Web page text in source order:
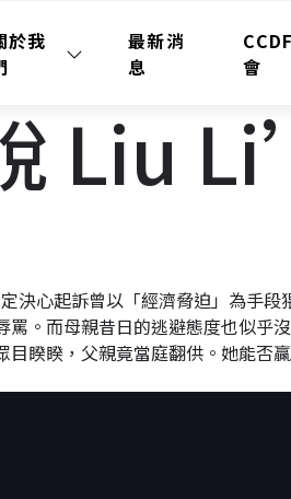
於我
最新消
息
會
Liu
決心起訴曾以「經濟脅迫」為手
罵。而母親昔日的逃避態度也似乎
目睽睽，父親竟當庭翻供。她能否